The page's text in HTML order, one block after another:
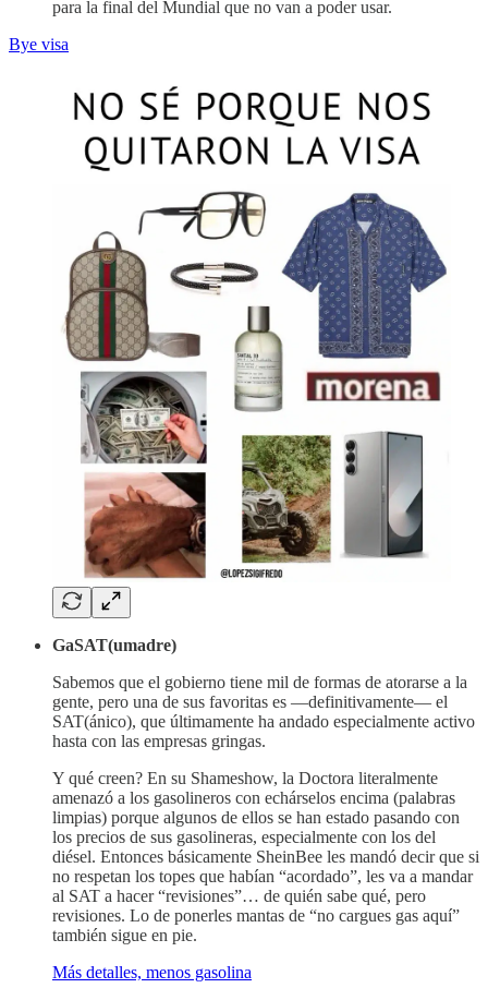
para la final del Mundial que no van a poder usar.
Bye visa
GaSAT(umadre)
Sabemos que el gobierno tiene mil de formas de atorarse a la
gente, pero una de sus favoritas es —definitivamente— el
SAT(ánico), que últimamente ha andado especialmente activo
hasta con las empresas gringas.
Y qué creen? En su Shameshow, la Doctora literalmente
amenazó a los gasolineros con echárselos encima (palabras
limpias) porque algunos de ellos se han estado pasando con
los precios de sus gasolineras, especialmente con los del
diésel. Entonces básicamente SheinBee les mandó decir que si
no respetan los topes que habían “acordado”, les va a mandar
al SAT a hacer “revisiones”… de quién sabe qué, pero
revisiones. Lo de ponerles mantas de “no cargues gas aquí”
también sigue en pie.
Más detalles, menos gasolina